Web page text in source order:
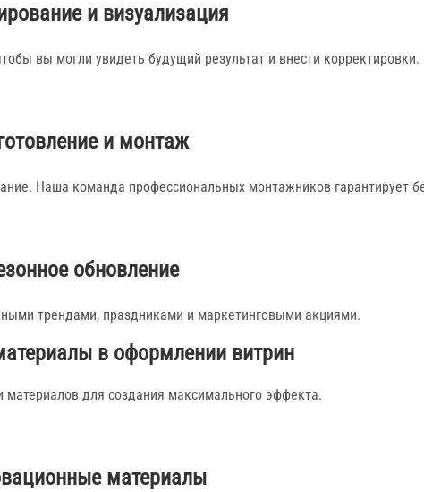
и визуализация
вы могли увидеть будущий результат и внести корректировки.
и монтаж
Наша команда профессиональных монтажников гарантирует
обновление
трендами, праздниками и маркетинговыми акциями.
в оформлении витрин
для создания максимального эффекта.
материалы